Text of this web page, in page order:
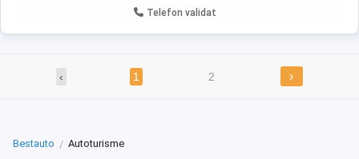
Telefon validat
‹ 1 2 ›
Bestauto Autoturisme